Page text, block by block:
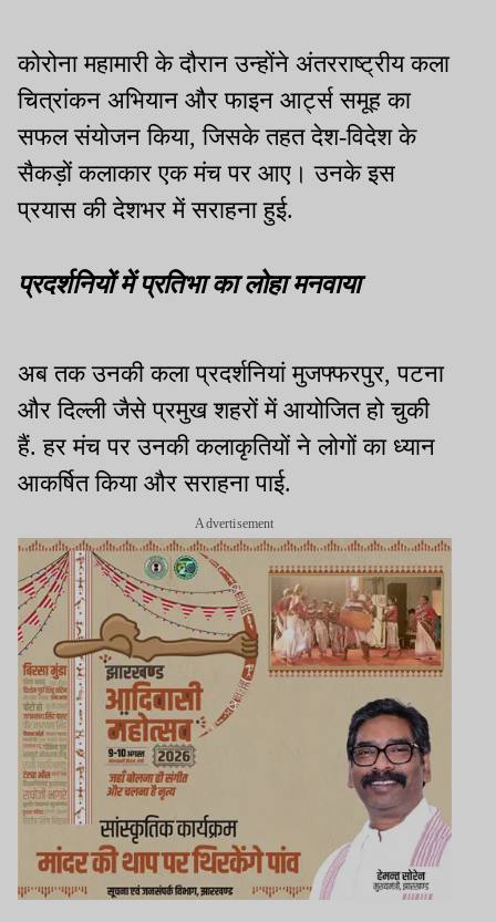
कोरोना महामारी के दौरान उन्होंने अंतरराष्ट्रीय कला
चित्रांकन अभियान और फाइन आर्ट्स समूह का
सफल संयोजन किया, जिसके तहत देश-विदेश के
सैकड़ों कलाकार एक मंच पर आए। उनके इस
प्रयास की देशभर में सराहना हुई.
प्रदर्शनियों में प्रतिभा का लोहा मनवाया
अब तक उनकी कला प्रदर्शनियां मुजफ्फरपुर, पटना
और दिल्ली जैसे प्रमुख शहरों में आयोजित हो चुकी
हैं. हर मंच पर उनकी कलाकृतियों ने लोगों का ध्यान
आकर्षित किया और सराहना पाई.
Advertisement